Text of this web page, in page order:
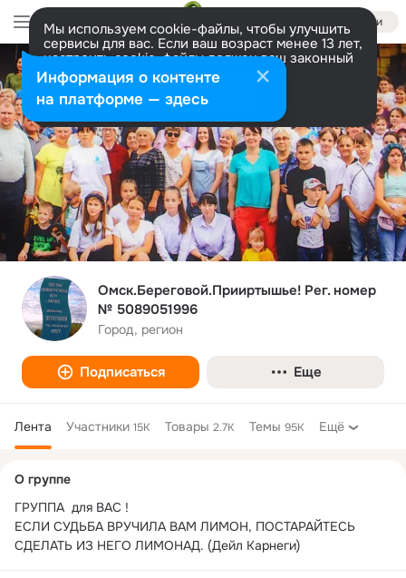
Войти
Мы используем cookie-файлы, чтобы улучшить
сервисы для вас. Если ваш возраст менее 13 лет,
настроить cookie-файлы должен ваш законный
представитель. Больше информации
Разрешить все Настроить
Омск.Береговой.Прииртышье! Рег. номер
№ 5089051996
Город, регион
Подписаться Еще
Лента Участники 15K Товары 2.7K Темы 95K Ещё
колонка
О группе
ГРУППА  для ВАС !
ЕСЛИ СУДЬБА ВРУЧИЛА ВАМ ЛИМОН, ПОСТАРАЙТЕСЬ
СДЕЛАТЬ ИЗ НЕГО ЛИМОНАД. (Дейл Карнеги)
Информация о контенте
на платформе — здесь